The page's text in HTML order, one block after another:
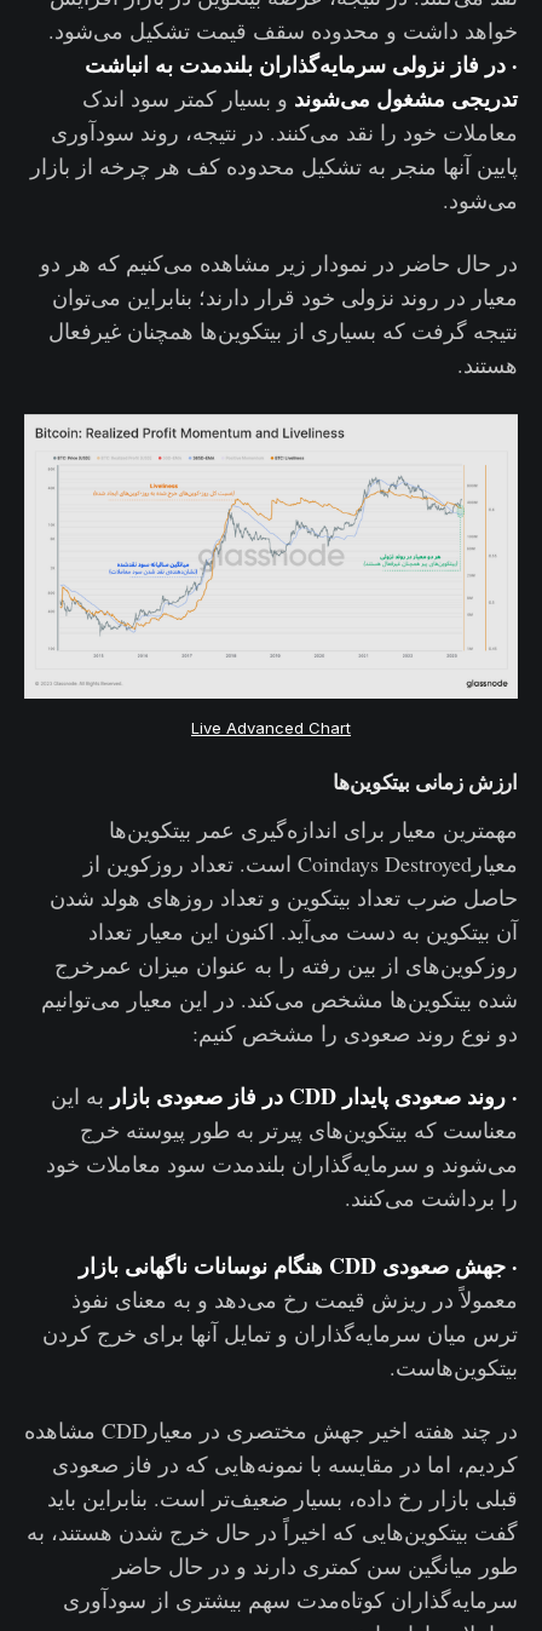
خواهد داشت و محدوده سقف قیمت تشکیل می‌شود.
· در فاز نزولی سرمایه‌گذاران بلندمدت به انباشت
تدریجی مشغول می‌شوند و بسیار کمتر سود اندک
معاملات خود را نقد می‌کنند. در نتیجه، روند سودآوری
پایین آنها منجر به تشکیل محدوده کف هر چرخه از بازار
می‌شود.
در حال حاضر در نمودار زیر مشاهده می‌کنیم که هر دو
معیار در روند نزولی خود قرار دارند؛ بنابراین می‌توان
نتیجه گرفت که بسیاری از بیتکوین‌ها همچنان غیرفعال
هستند.
Live Advanced Chart
ارزش زمانی بیتکوین‌ها
مهمترین معیار برای اندازه‌گیری عمر بیتکوین‌ها
معیارCoindays Destroyed است. تعداد روزکوین از
حاصل ضرب تعداد بیتکوین و تعداد روزهای هولد شدن
آن بیتکوین به دست می‌آید. اکنون این معیار تعداد
روزکوین‌های از بین رفته را به عنوان میزان عمرخرج
شده بیتکوین‌ها مشخص می‌کند. در این معیار می‌توانیم
دو نوع روند صعودی را مشخص کنیم:
· روند صعودی پایدار CDD در فاز صعودی بازار به این
معناست که بیتکوین‌های پیرتر به طور پیوسته خرج
می‌شوند و سرمایه‌گذاران بلندمدت سود معاملات خود
را برداشت می‌کنند.
· جهش صعودی CDD هنگام نوسانات ناگهانی بازار
معمولاً در ریزش قیمت رخ می‌دهد و به معنای نفوذ
ترس میان سرمایه‌گذاران و تمایل آنها برای خرج کردن
بیتکوین‌هاست.
در چند هفته اخیر جهش مختصری در معیارCDD مشاهده
کردیم، اما در مقایسه با نمونه‌هایی که در فاز صعودی
قبلی بازار رخ داده، بسیار ضعیف‌تر است. بنابراین باید
گفت بیتکوین‌هایی که اخیراً در حال خرج شدن هستند، به
طور میانگین سن کمتری دارند و در حال حاضر
سرمایه‌گذاران کوتاه‌مدت سهم بیشتری از سودآوری